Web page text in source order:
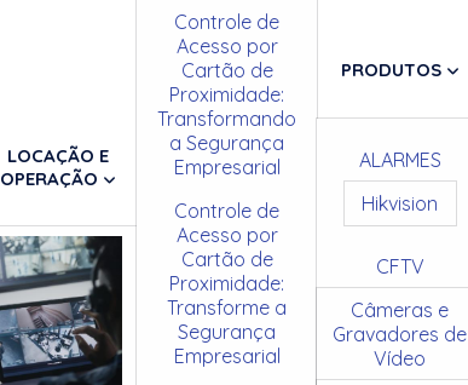
LOCAÇÃO E
OPERAÇÃO
Controle de
Acesso por
Cartão de
Proximidade:
Transformando
a Segurança
Empresarial
Controle de
Acesso por
Cartão de
Proximidade:
Transforme a
Segurança
Empresarial
PRODUTOS
ALARMES
Hikvision
CFTV
Câmeras e
Gravadores de
Vídeo